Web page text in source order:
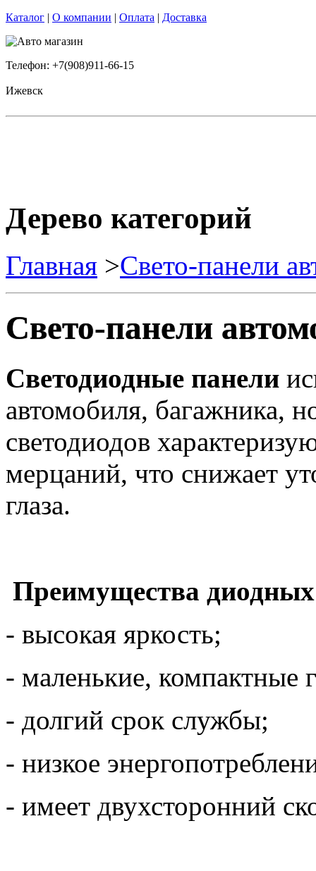
Каталог | О компании | Оплата | Доставка
Телефон: +7(908)911-66-15
Ижевск
Дерево категорий
Главная >Свето-панели
Свето-панели
Светодиодные панели
автомобиля, багажника,
светодиодов
мерцаний, что снижает
глаза.
Преимущества
- высокая яркость;
- маленькие, компактные
- долгий срок службы;
- низкое
- имеет двухсторонний